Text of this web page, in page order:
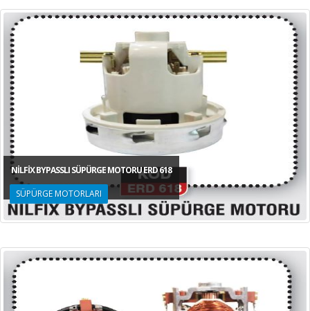
NİLFİX BYPASSLI SÜPÜRGE MOTORU ERD 618
SÜPÜRGE MOTORLARI